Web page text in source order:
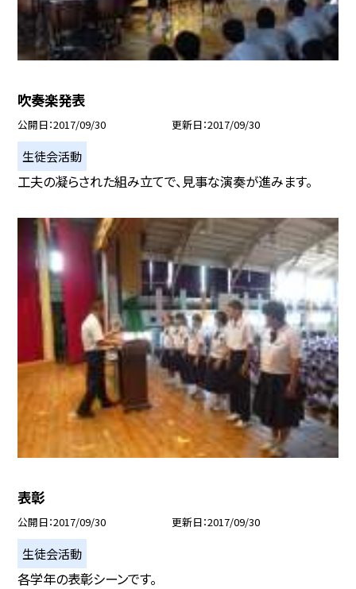
吹奏楽発表
公開日 2017/09/30 更新日 2017/09/30
生徒会活動
工夫の凝らされた組み立てで、見事な演奏が進みます。
表彰
公開日 2017/09/30 更新日 2017/09/30
生徒会活動
各学年の表彰シーンです。